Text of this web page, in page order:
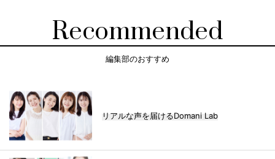
Recommended
編集部のおすすめ
リアルな声を届けるDomani Lab